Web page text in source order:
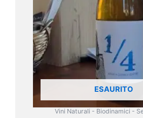
ESAURITO
Vini Naturali - Biodinamici -